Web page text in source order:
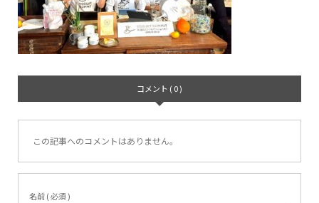
コメント ( 0 )
この記事へのコメントはありません。
名前 ( 必須 )